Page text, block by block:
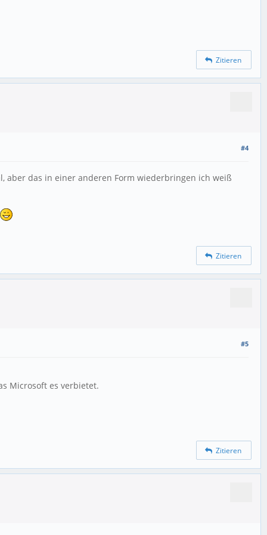
Zitieren
#4
aber das in einer anderen Form wiederbringen ich weiß
Zitieren
#5
Microsoft es verbietet.
Zitieren